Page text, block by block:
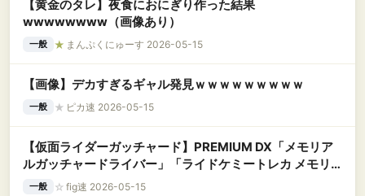
【黄金のタレ】夜食におにぎり作った結果
wwwwwwww（画像あり）
一般 ★ まんぷくにゅーす 2026-05-15
【画像】デカすぎるギャル発見ｗｗｗｗｗｗｗｗｗ
一般 ★ ピカ速 2026-05-15
【仮面ライダーガッチャード】PREMIUM DX「メモリア
ルガッチャードライバー」「ライドケミートレカ メモリ
アルセット」【ドライバー17日予約締切】
一般 ☆ fig速 2026-05-15